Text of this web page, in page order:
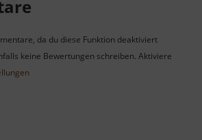
da du diese Funktion deaktiviert
keine Bewertungen schreiben. Aktiviere